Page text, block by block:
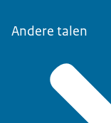
Andere talen